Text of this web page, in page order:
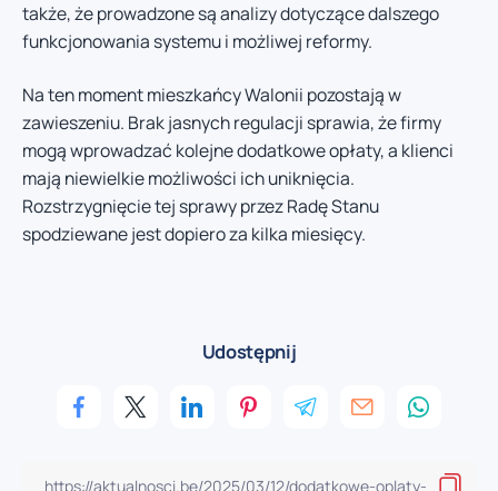
także, że prowadzone są analizy dotyczące dalszego
funkcjonowania systemu i możliwej reformy.
Na ten moment mieszkańcy Walonii pozostają w
zawieszeniu. Brak jasnych regulacji sprawia, że firmy
mogą wprowadzać kolejne dodatkowe opłaty, a klienci
mają niewielkie możliwości ich uniknięcia.
Rozstrzygnięcie tej sprawy przez Radę Stanu
spodziewane jest dopiero za kilka miesięcy.
Udostępnij